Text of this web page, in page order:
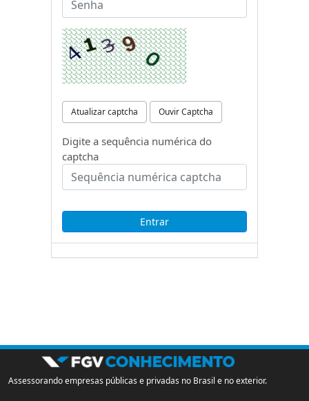
Atualizar captcha Ouvir Captcha
Digite a sequência numérica do
captcha
Assessorando empresas públicas e privadas no Brasil e no exterior.